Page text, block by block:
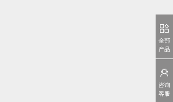
全部
产品
咨询
客服